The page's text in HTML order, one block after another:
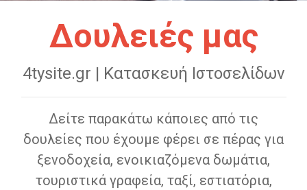
Δουλειές μας
4tysite.gr | Κατασκευή Ιστοσελίδων
Δείτε παρακάτω κάποιες από τις
δουλείες που έχουμε φέρει σε πέρας για
ξενοδοχεία, ενοικιαζόμενα δωμάτια,
τουριστικά γραφεία, ταξί, εστιατόρια,